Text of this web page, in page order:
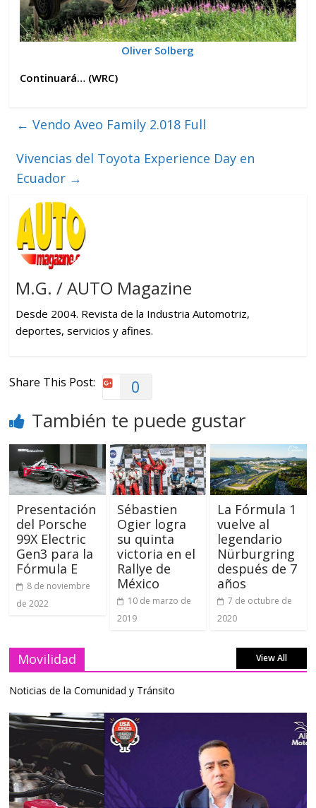
Oliver Solberg
Continuará… (WRC)
← Vendo Aveo Family 2.018 Full
Vivencias del Toyota Experience Day en
Ecuador →
M.G. / AUTO Magazine
Desde 2004. Revista de la Industria Automotriz,
deportes, servicios y afines.
Share This Post: 0
También te puede gustar
Presentación
del Porsche
99X Electric
Gen3 para la
Fórmula E
8 de noviembre
de 2022
Sébastien
Ogier logra
su quinta
victoria en el
Rallye de
México
10 de marzo de
2019
La Fórmula 1
vuelve al
legendario
Nürburgring
después de 7
años
7 de octubre de
2020
Movilidad View All
Noticias de la Comunidad y Tránsito